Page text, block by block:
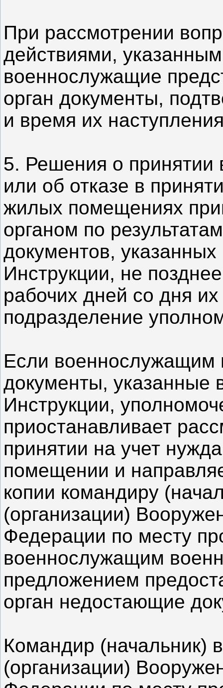
При рассмотрении
действиями,
военнослужащие
орган документы,
и время их
5. Решения о принятии
или об отказе в
жилых помещениях
органом по
документов,
Инструкции, не
рабочих дней со дня
подразделение
Если военнослужащим
документы, указанные
Инструкции,
приостанавливает
принятии на учет
помещении и
копии командиру
(организации)
Федерации по месту
военнослужащим
предложением
орган недостающие
Командир (начальник)
(организации)